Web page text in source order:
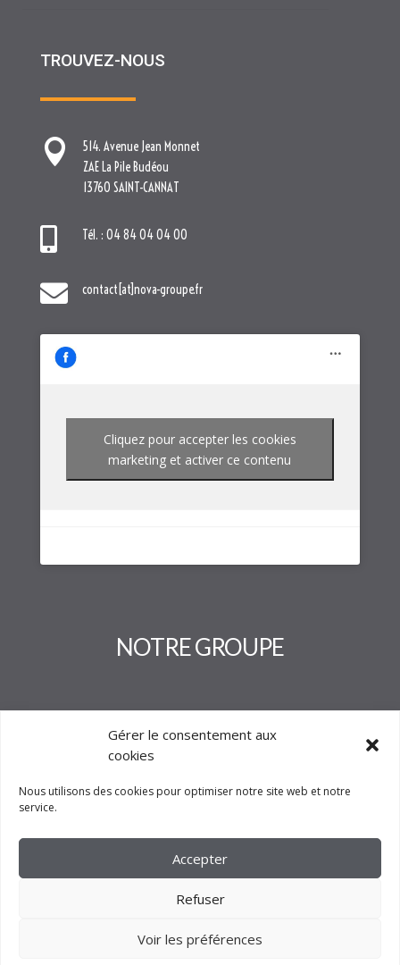
Gérer le consentement aux
cookies
Nous utilisons des cookies pour optimiser notre site web et notre
service.
Accepter
Refuser
Voir les préférences
TROUVEZ-NOUS

514. Avenue Jean Monnet
ZAE La Pile Budéou
13760 SAINT-CANNAT
 Tél. : 04 84 04 04 00
 contact[at]nova-groupe.fr
Cliquez pour accepter les cookies
marketing et activer ce contenu
NOTRE GROUPE